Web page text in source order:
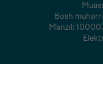
Bosh
Manzil: